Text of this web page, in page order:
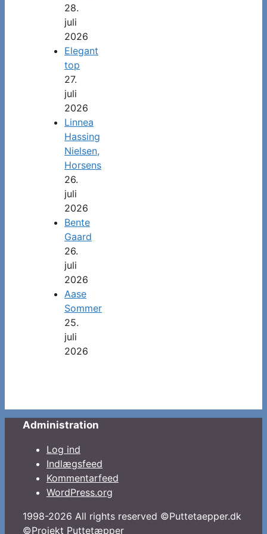
28.
juli
2026
Elegant
top
27.
juli
2026
Linnea
Hassing
Nielsen,
Horsens
26.
juli
2026
Bente
Gaard
26.
juli
2026
Aase
Sommer
25.
juli
2026
Administration
Log ind
Indlægsfeed
Kommentarfeed
WordPress.org
1998-2026 All rights reserved ©Puttetaepper.dk
©Projekt Puttetæpper